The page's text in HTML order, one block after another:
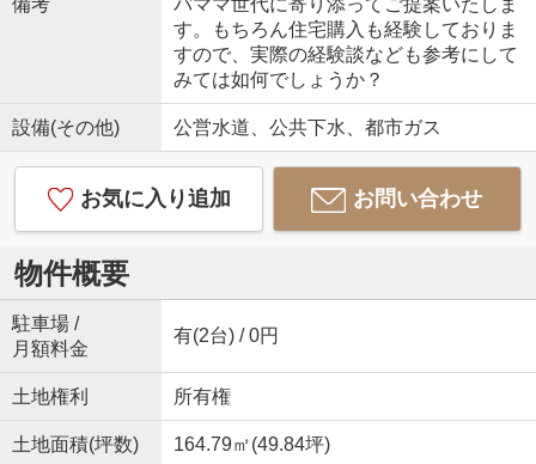
備考
パママ世代に寄り添ってご提案いたしま
す。もちろん住宅購入も経験しておりま
すので、実際の経験談なども参考にして
みては如何でしょうか？
設備(その他) 公営水道、公共下水、都市ガス
お気に入り追加 お問い合わせ
物件概要
駐車場 /
月額料金
有(2台) / 0円
土地権利 所有権
土地面積(坪数) 164.79㎡(49.84坪)